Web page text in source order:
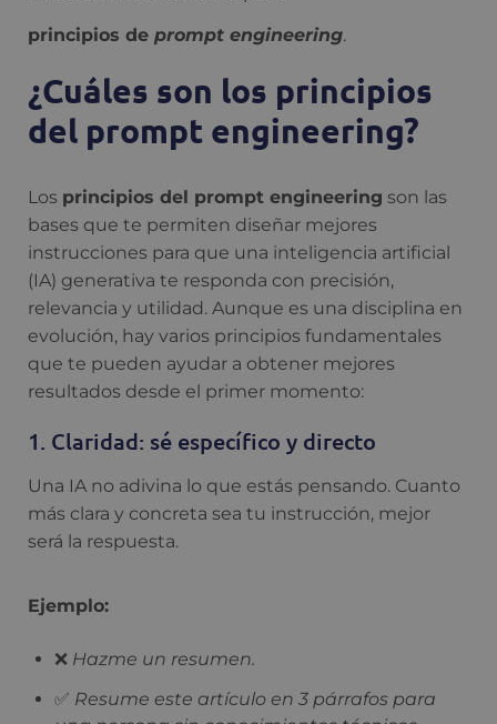
principios de prompt engineering.
¿Cuáles son los principios
del prompt engineering?
Los principios del prompt engineering son las
bases que te permiten diseñar mejores
instrucciones para que una inteligencia artificial
(IA) generativa te responda con precisión,
relevancia y utilidad. Aunque es una disciplina en
evolución, hay varios principios fundamentales
que te pueden ayudar a obtener mejores
resultados desde el primer momento:
1. Claridad: sé específico y directo
Una IA no adivina lo que estás pensando. Cuanto
más clara y concreta sea tu instrucción, mejor
será la respuesta.
Ejemplo:
❌ Hazme un resumen.
✅ Resume este artículo en 3 párrafos para